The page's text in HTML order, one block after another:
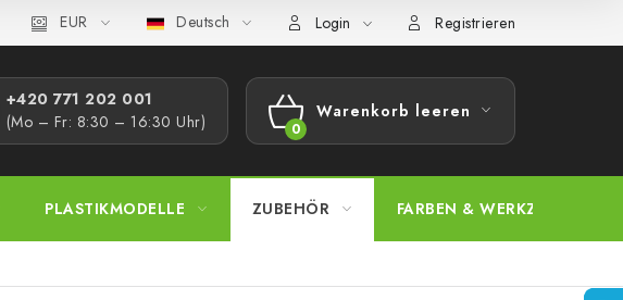
Datenschutzbestimmungen Beschwerdeverfahren Großhandel
EUR Deutsch Login Registrieren
+420 771 202 001​
(Mo – Fr: 8:30 – 16:30 Uhr)
WARENKORB
Warenkorb leeren
PLASTIKMODELLE ZUBEHÖR FARBEN & WERKZEUGE